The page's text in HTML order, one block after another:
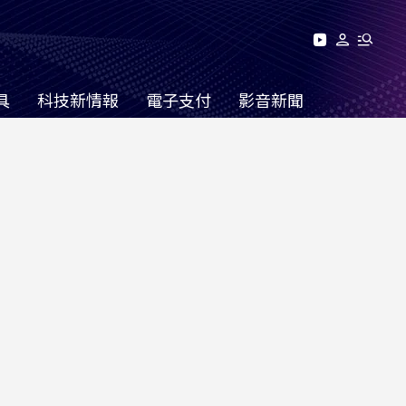
科技新情報 電子支付 影音新聞